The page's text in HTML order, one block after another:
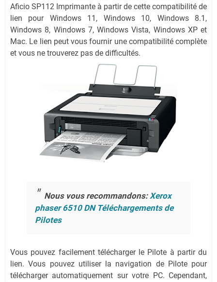
Aficio SP112 Imprimante à partir de cette compatibilité de
lien pour Windows 11, Windows 10, Windows 8.1,
Windows 8, Windows 7, Windows Vista, Windows XP et
Mac. Le lien peut vous fournir une compatibilité complète
et vous ne trouverez pas de difficultés.
Nous vous recommandons: Xerox
phaser 6510 DN Téléchargements de
Pilotes
Vous pouvez facilement télécharger le Pilote à partir du
lien.Vous pouvez utiliser la navigation de Pilote pour
télécharger automatiquement sur votre PC. Cependant,